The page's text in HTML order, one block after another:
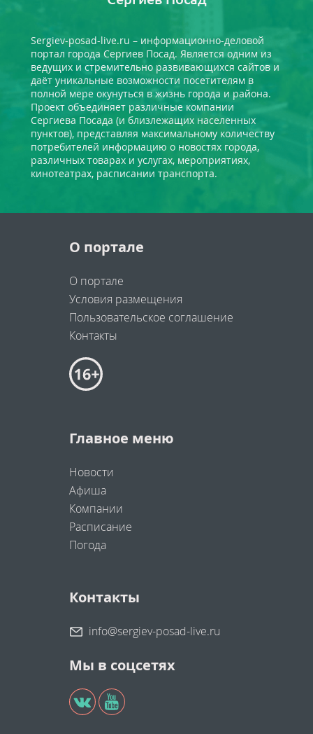
Sergiev-posad-live.ru – информационно-деловой
портал города Сергиев Посад. Является одним из
ведущих и стремительно развивающихся сайтов и
даёт уникальные возможности посетителям в
полной мере окунуться в жизнь города и района.
Проект объединяет различные компании
Сергиева Посада (и близлежащих населенных
пунктов), представляя максимальному количеству
потребителей информацию о новостях города,
различных товарах и услугах, мероприятиях,
кинотеатрах, расписании транспорта.
О портале
О портале
Условия размещения
Пользовательское соглашение
Контакты
Главное меню
Новости
Афиша
Компании
Расписание
Погода
Контакты
info@sergiev-posad-live.ru
Мы в соцсетях